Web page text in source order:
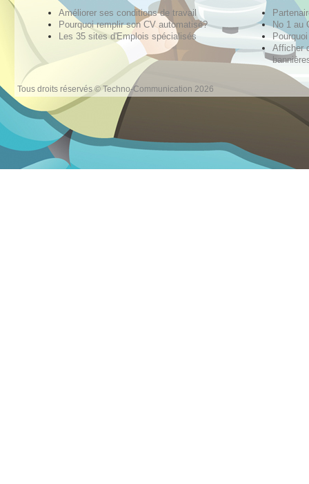
Améliorer ses conditions de travail
Pourquoi remplir son CV automatisé?
Les 35 sites d'Emplois spécialisés
No 1 au
Afficher
Tous droits réservés © Techno-Communication 2026